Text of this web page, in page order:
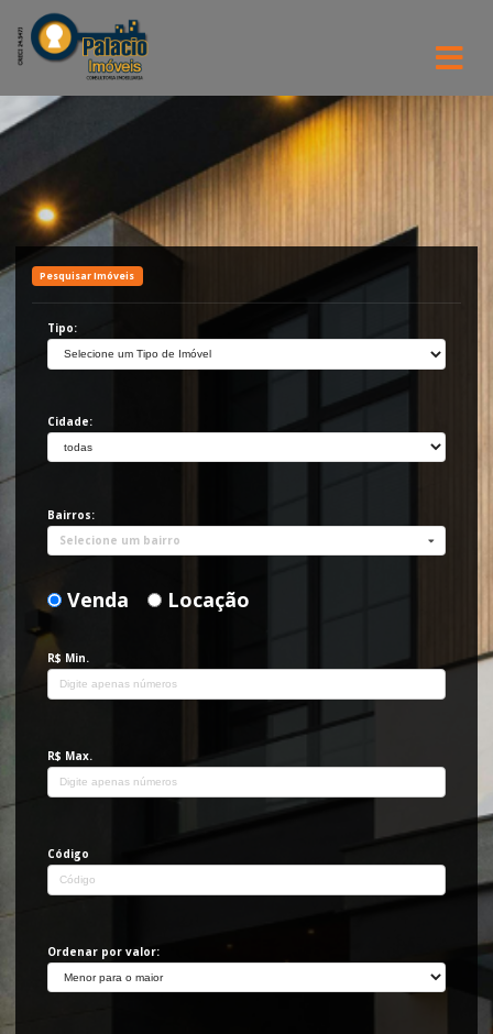
Pesquisar Imóveis
Tipo:
Cidade:
Bairros:
Selecione um bairro
Venda Locação
R$ Min.
R$ Max.
Código
Ordenar por valor: